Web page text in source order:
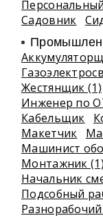
Садовник
Жестянщик (1)
Инженер по
Кабельщик
Макетчик
Машинист
Монтажник (1)
Начальник
Подсобный